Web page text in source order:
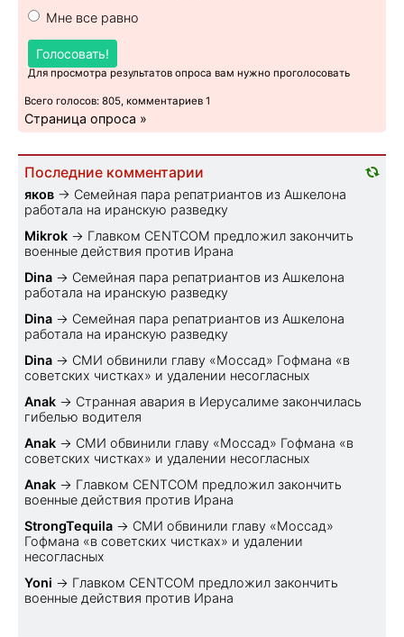
Мне все равно
Голосовать!
Для просмотра результатов опроса вам нужно проголосовать
Всего голосов: 805, комментариев 1
Страница опроса »
Последние комментарии
яков → Семейная пара репатриантов из Ашкелона
работала на иранскую разведку
Mikrok → Главком CENTCOM предложил закончить
военные действия против Ирана
Dina → Семейная пара репатриантов из Ашкелона
работала на иранскую разведку
Dina → Семейная пара репатриантов из Ашкелона
работала на иранскую разведку
Dina → СМИ обвинили главу «Моссад» Гофмана «в
советских чистках» и удалении несогласных
Anak → Странная авария в Иерусалиме закончилась
гибелью водителя
Anak → СМИ обвинили главу «Моссад» Гофмана «в
советских чистках» и удалении несогласных
Anak → Главком CENTCOM предложил закончить
военные действия против Ирана
StrongTequila → СМИ обвинили главу «Моссад»
Гофмана «в советских чистках» и удалении
несогласных
Yoni → Главком CENTCOM предложил закончить
военные действия против Ирана